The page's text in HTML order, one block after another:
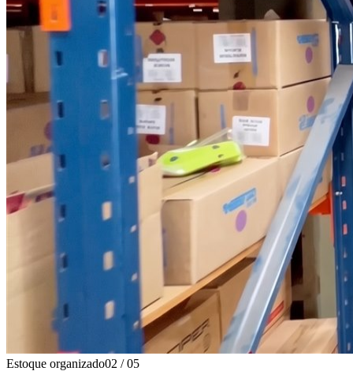
Estoque organizado02 / 05